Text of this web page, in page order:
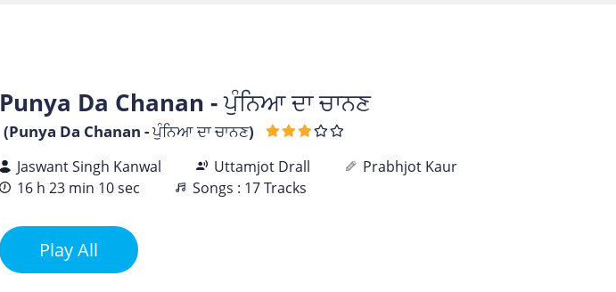
Punya Da Chanan - ਪੁੰਨਿਆ ਦਾ ਚਾਨਣ
(Punya Da Chanan - ਪੁੰਨਿਆ ਦਾ ਚਾਨਣ)
Jaswant Singh Kanwal Uttamjot Drall
Prabhjot Kaur
16 h 23 min 10 sec
Songs : 17 Tracks
Play All